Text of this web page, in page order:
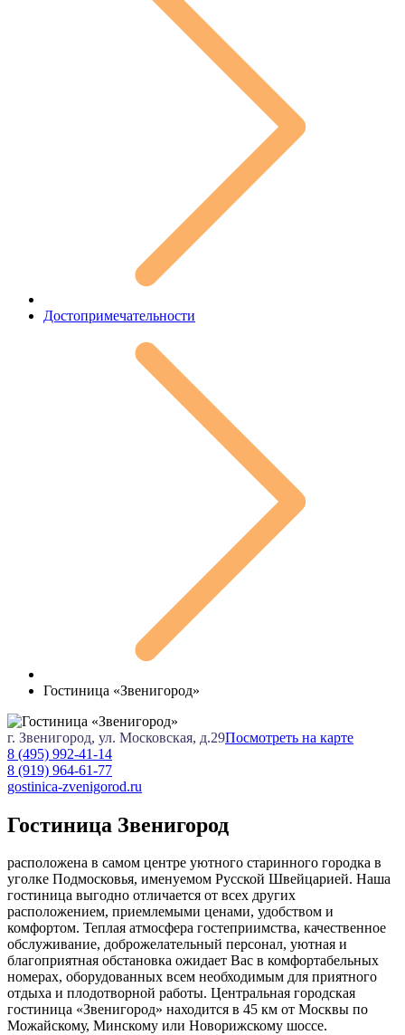
Достопримечательности
Гостиница «Звенигород»
г. Звенигород, ул. Московская, д.29Посмотреть на карте
8 (495) 992-41-14
8 (919) 964-61-77
gostinica-zvenigorod.ru
Гостиница Звенигород
расположена в самом центре уютного старинного городка в
уголке Подмосковья, именуемом Русской Швейцарией. Наша
гостиница выгодно отличается от всех других
расположением, приемлемыми ценами, удобством и
комфортом. Теплая атмосфера гостеприимства, качественное
обслуживание, доброжелательный персонал, уютная и
благоприятная обстановка ожидает Вас в комфортабельных
номерах, оборудованных всем необходимым для приятного
отдыха и плодотворной работы. Центральная городская
гостиница «Звенигород» находится в 45 км от Москвы по
Можайскому, Минскому или Новорижскому шоссе.